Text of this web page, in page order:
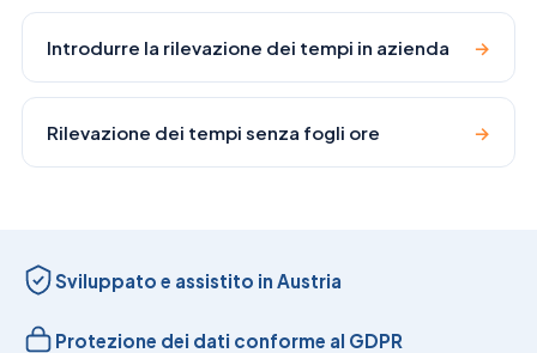
Introdurre la rilevazione dei tempi in azienda →
Rilevazione dei tempi senza fogli ore →
Sviluppato e assistito in Austria
Protezione dei dati conforme al GDPR